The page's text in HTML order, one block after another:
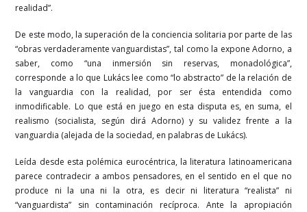
realidad”.
De este modo, la superación de la conciencia solitaria por parte de las
“obras verdaderamente vanguardistas”, tal como la expone Adorno, a
saber, como “una inmersión sin reservas, monadológica”,
corresponde a lo que Lukács lee como “lo abstracto” de la relación de
la vanguardia con la realidad, por ser ésta entendida como
inmodificable. Lo que está en juego en esta disputa es, en suma, el
realismo (socialista, según dirá Adorno) y su validez frente a la
vanguardia (alejada de la sociedad, en palabras de Lukács).
Leída desde esta polémica eurocéntrica, la literatura latinoamericana
parece contradecir a ambos pensadores, en el sentido en el que no
produce ni la una ni la otra, es decir ni literatura “realista” ni
“vanguardista” sin contaminación recíproca. Ante la apropiación